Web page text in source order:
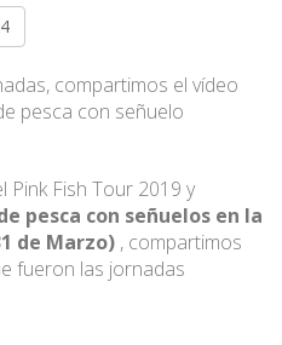
compartimos el vídeo
pesca con señuelo
Pink Fish Tour 2019 y
pesca con señuelos en la
de Marzo) , compartimos
fueron las jornadas